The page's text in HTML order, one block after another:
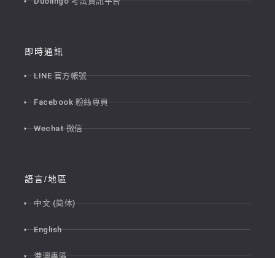
即時通訊
LINE 官方帳號
Facebook 粉絲專頁
Wechat 微信
語言/地區
中文 (简体)
English
港澳專區